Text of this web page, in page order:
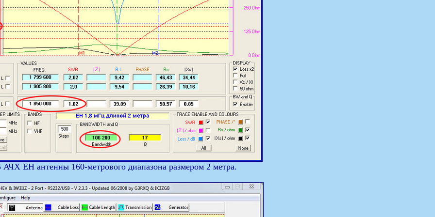
АЧХ ЕН антенны 160-метрового диапазона размером 2 метра.